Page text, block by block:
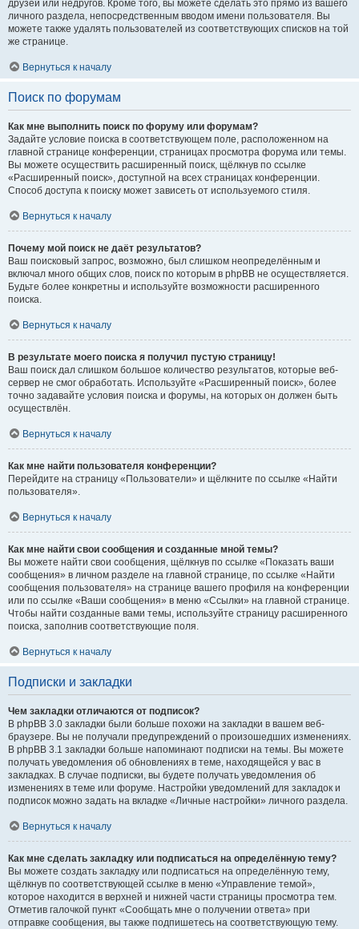
друзей или недругов. Кроме того, вы можете сделать это прямо из вашего
личного раздела, непосредственным вводом имени пользователя. Вы
можете также удалять пользователей из соответствующих списков на той
же странице.
Вернуться к началу
Поиск по форумам
Как мне выполнить поиск по форуму или форумам?
Задайте условие поиска в соответствующем поле, расположенном на
главной странице конференции, страницах просмотра форума или темы.
Вы можете осуществить расширенный поиск, щёлкнув по ссылке
«Расширенный поиск», доступной на всех страницах конференции.
Способ доступа к поиску может зависеть от используемого стиля.
Вернуться к началу
Почему мой поиск не даёт результатов?
Ваш поисковый запрос, возможно, был слишком неопределённым и
включал много общих слов, поиск по которым в phpBB не осуществляется.
Будьте более конкретны и используйте возможности расширенного
поиска.
Вернуться к началу
В результате моего поиска я получил пустую страницу!
Ваш поиск дал слишком большое количество результатов, которые веб-
сервер не смог обработать. Используйте «Расширенный поиск», более
точно задавайте условия поиска и форумы, на которых он должен быть
осуществлён.
Вернуться к началу
Как мне найти пользователя конференции?
Перейдите на страницу «Пользователи» и щёлкните по ссылке «Найти
пользователя».
Вернуться к началу
Как мне найти свои сообщения и созданные мной темы?
Вы можете найти свои сообщения, щёлкнув по ссылке «Показать ваши
сообщения» в личном разделе на главной странице, по ссылке «Найти
сообщения пользователя» на странице вашего профиля на конференции
или по ссылке «Ваши сообщения» в меню «Ссылки» на главной странице.
Чтобы найти созданные вами темы, используйте страницу расширенного
поиска, заполнив соответствующие поля.
Вернуться к началу
Подписки и закладки
Чем закладки отличаются от подписок?
В phpBB 3.0 закладки были больше похожи на закладки в вашем веб-
браузере. Вы не получали предупреждений о произошедших изменениях.
В phpBB 3.1 закладки больше напоминают подписки на темы. Вы можете
получать уведомления об обновлениях в теме, находящейся у вас в
закладках. В случае подписки, вы будете получать уведомления об
изменениях в теме или форуме. Настройки уведомлений для закладок и
подписок можно задать на вкладке «Личные настройки» личного раздела.
Вернуться к началу
Как мне сделать закладку или подписаться на определённую тему?
Вы можете создать закладку или подписаться на определённую тему,
щёлкнув по соответствующей ссылке в меню «Управление темой»,
которое находится в верхней и нижней части страницы просмотра тем.
Отметив галочкой пункт «Сообщать мне о получении ответа» при
отправке сообщения, вы также подпишетесь на соответствующую тему.